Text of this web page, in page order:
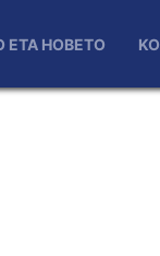
ETA HOBETO